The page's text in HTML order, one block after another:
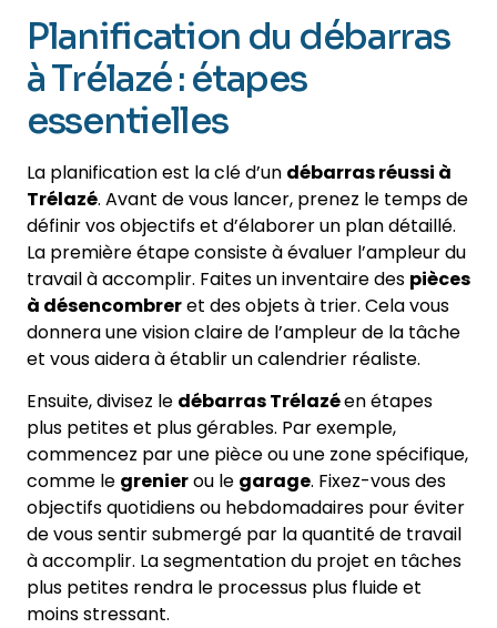
Planification du débarras
à Trélazé : étapes
essentielles
La planification est la clé d’un débarras réussi à
Trélazé. Avant de vous lancer, prenez le temps de
définir vos objectifs et d’élaborer un plan détaillé.
La première étape consiste à évaluer l’ampleur du
travail à accomplir. Faites un inventaire des pièces
à désencombreret des objets à trier. Cela vous
donnera une vision claire de l’ampleur de la tâche
et vous aidera à établir un calendrier réaliste.
Ensuite, divisez le débarras Trélazéen étapes
plus petites et plus gérables. Par exemple,
commencez par une pièce ou une zone spécifique,
comme le grenierou le garage. Fixez-vous des
objectifs quotidiens ou hebdomadaires pour éviter
de vous sentir submergé par la quantité de travail
à accomplir. La segmentation du projet en tâches
plus petites rendra le processus plus fluide et
moins stressant.